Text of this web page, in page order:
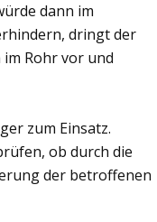
dann im
dringt der
Rohr vor und
zum Einsatz.
ob durch die
der betroffenen